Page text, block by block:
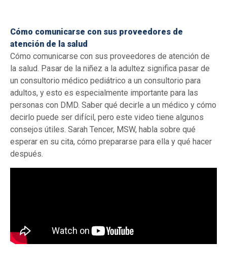
Cómo comunicarse con sus proveedores de
atención de la salud
Cómo comunicarse con sus proveedores de atención de
la salud. Pasar de la niñez a la adultez significa pasar de
un consultorio médico pediátrico a un consultorio para
adultos, y esto es especialmente importante para las
personas con DMD. Saber qué decirle a un médico y cómo
decirlo puede ser difícil, pero este video tiene algunos
consejos útiles. Sarah Tencer, MSW, habla sobre qué
esperar en su cita, cómo prepararse para ella y qué hacer
después.